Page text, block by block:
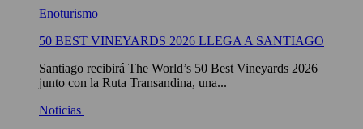
Enoturismo
50 BEST VINEYARDS 2026 LLEGA A SANTIAGO
Santiago recibirá The World’s 50 Best Vineyards 2026
junto con la Ruta Transandina, una...
Noticias